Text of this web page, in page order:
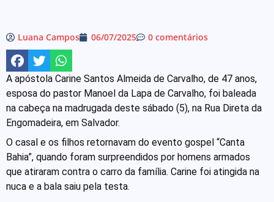
Luana Campos 06/07/2025 0 comentários
A apóstola Carine Santos Almeida de Carvalho, de 47 anos,
esposa do pastor Manoel da Lapa de Carvalho, foi baleada
na cabeça na madrugada deste sábado (5), na Rua Direta da
Engomadeira, em Salvador.
O casal e os filhos retornavam do evento gospel “Canta
Bahia”, quando foram surpreendidos por homens armados
que atiraram contra o carro da família. Carine foi atingida na
nuca e a bala saiu pela testa.